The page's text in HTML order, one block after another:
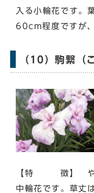
入る小輪花です。
60cm程度ですが
（10）駒繋（
【特 徴】 やや
中輪花です。草丈